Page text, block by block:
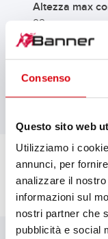
Consenso
Questo sito web
Utilizziamo i
annunci, per
analizzare il
informazioni sul
nostri partner che
pubblicità e social
Altezza max
92
Tallone alla
B00
DOWNLOAD